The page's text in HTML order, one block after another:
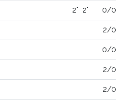
2" 2" 0/0
2/0
0/0
2/0
2/0